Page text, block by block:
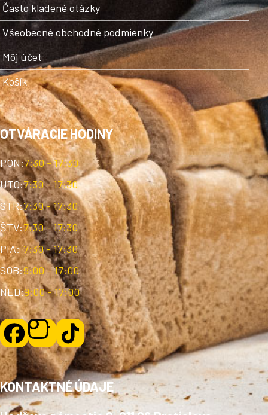
Často kladené otázky
Všeobecné obchodné podmienky
Môj účet
Košík
OTVÁRACIE HODINY
PON:7:30 - 17:30
UTO:7:30 - 17:30
STR:7:30 - 17:30
ŠTV:7:30 - 17:30
PIA: 7:30 - 17:30
SOB:9:00 - 17:00
NED:9:00 - 17:00
KONTAKTNÉ ÚDAJE